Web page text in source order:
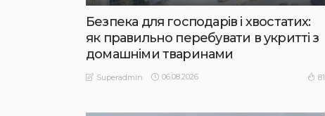
Безпека для господарів і хвостатих:
як правильно перебувати в укритті з
домашніми тваринами
Superadmin 06.08.2026 81